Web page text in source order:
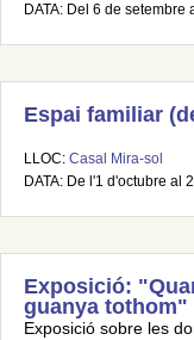
DATA: Del 6 de
Espai familiar
LLOC: Casal Mira-sol
DATA: De l'1 d'octubre al
Exposició:
guanya tothom"
Exposició sobre les